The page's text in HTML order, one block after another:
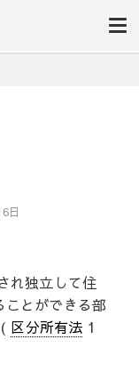
日
れ独立して住
とができる部
区分所有法 1